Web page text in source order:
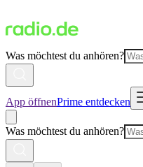
Was möchtest du anhören?
App öffnenPrime entdecken
Was möchtest du anhören?